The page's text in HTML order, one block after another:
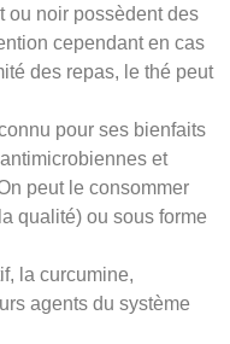
ou noir possèdent des
cependant en cas
des repas, le thé peut
pour ses bienfaits
et
peut le consommer
qualité) ou sous forme
la curcumine,
agents du système